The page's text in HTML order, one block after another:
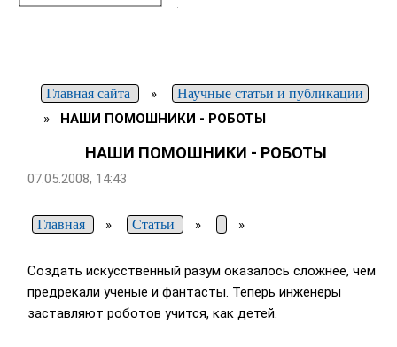
Главная сайта » Научные статьи и публикации
» НАШИ ПОМОШНИКИ - РОБОТЫ
НАШИ ПОМОШНИКИ - РОБОТЫ
07.05.2008, 14:43
Главная » Статьи » »
Создать искусственный разум оказалось сложнее, чем
предрекали ученые и фантасты. Теперь инженеры
заставляют роботов учится, как детей.